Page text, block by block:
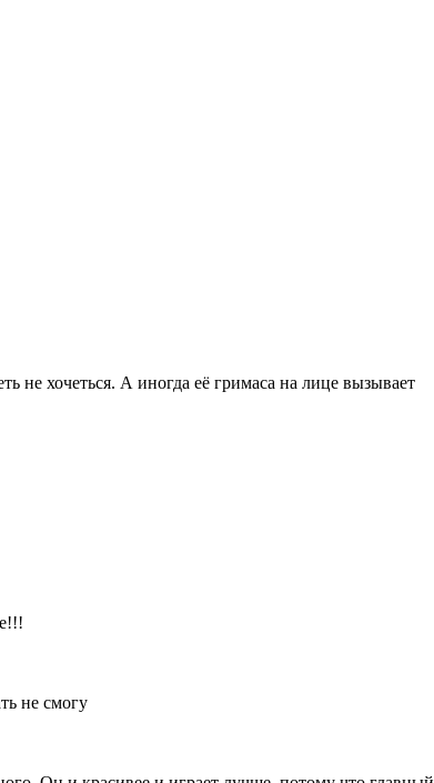
не хочеться. А иногда её гримаса на лице вызывает
не смогу